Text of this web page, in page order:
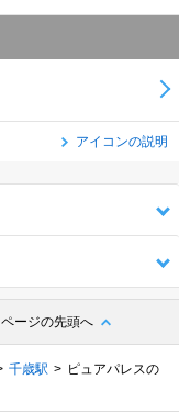
アイコンの説明
ページの先頭へ
千歳駅
ピュアパレスの